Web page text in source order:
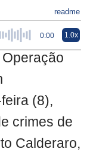
readme
0:00 1.0x
(8),
crimes de
Calderaro,